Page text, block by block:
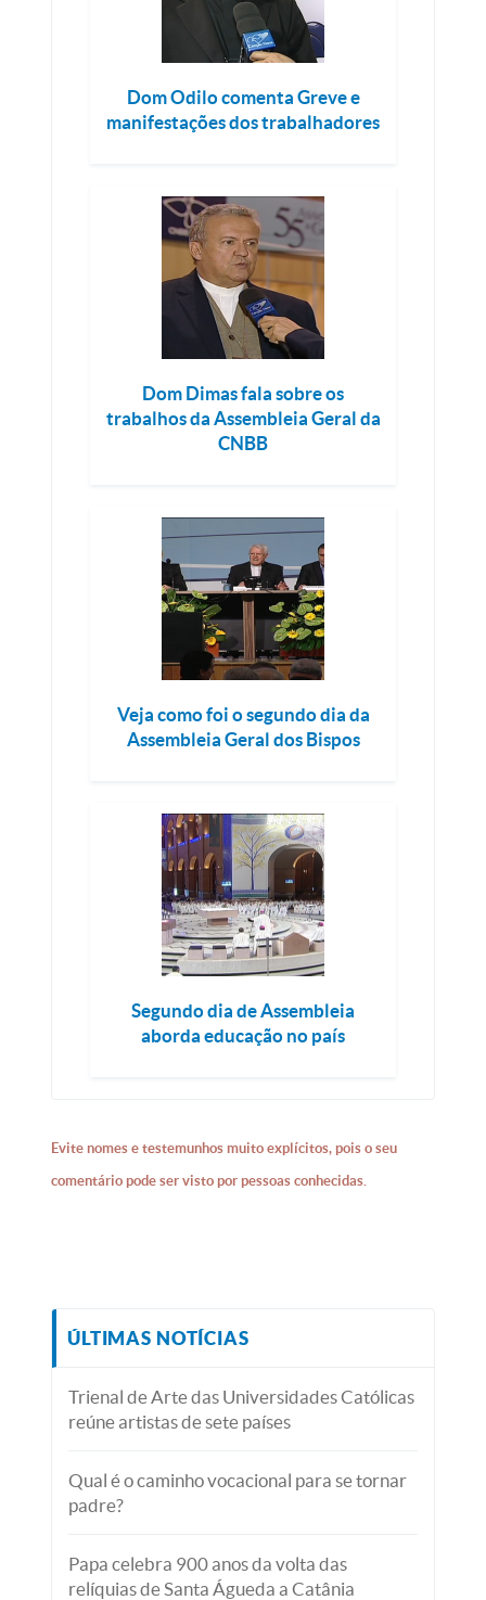
Dom Odilo comenta Greve e
manifestações dos trabalhadores
Dom Dimas fala sobre os
trabalhos da Assembleia Geral da
CNBB
Veja como foi o segundo dia da
Assembleia Geral dos Bispos
Segundo dia de Assembleia
aborda educação no país
Evite nomes e testemunhos muito explícitos, pois o seu
comentário pode ser visto por pessoas conhecidas.
ÚLTIMAS NOTÍCIAS
Trienal de Arte das Universidades Católicas
reúne artistas de sete países
Qual é o caminho vocacional para se tornar
padre?
Papa celebra 900 anos da volta das
relíquias de Santa Águeda a Catânia